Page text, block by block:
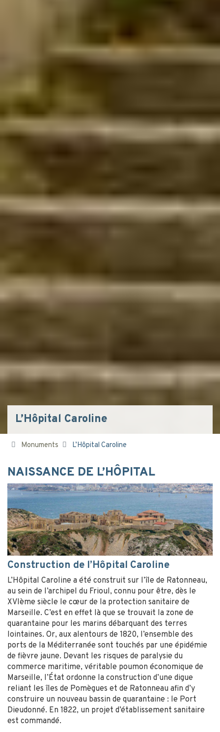
L’Hôpital Caroline
Monuments L’Hôpital Caroline
NAISSANCE DE L’HÔPITAL
Construction de l’Hôpital Caroline
L’Hôpital Caroline a été construit sur l’île de Ratonneau,
au sein de l’archipel du Frioul, connu pour être, dès le
XVIème siècle le cœur de la protection sanitaire de
Marseille. C’est en effet là que se trouvait la zone de
quarantaine pour les marins débarquant des terres
lointaines. Or, aux alentours de 1820, l’ensemble des
ports de la Méditerranée sont touchés par une épidémie
de fièvre jaune. Devant les risques de paralysie du
commerce maritime, véritable poumon économique de
Marseille, l’État ordonne la construction d’une digue
reliant les îles de Pomègues et de Ratonneau afin d’y
construire un nouveau bassin de quarantaine : le Port
Dieudonné. En 1822, un projet d’établissement sanitaire
est commandé.